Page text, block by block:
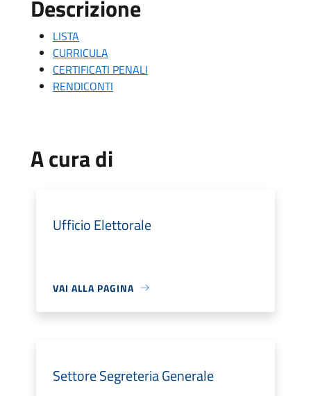
Descrizione
LISTA
CURRICULA
CERTIFICATI PENALI
RENDICONTI
A cura di
Ufficio Elettorale
VAI ALLA PAGINA
Settore Segreteria Generale